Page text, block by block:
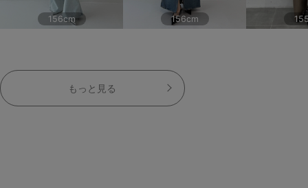
156cm 156cm
もっと見る